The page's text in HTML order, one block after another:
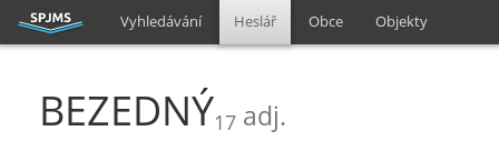
Vyhledávání Heslář Obce Objekty
BEZEDNÝ17 adj.